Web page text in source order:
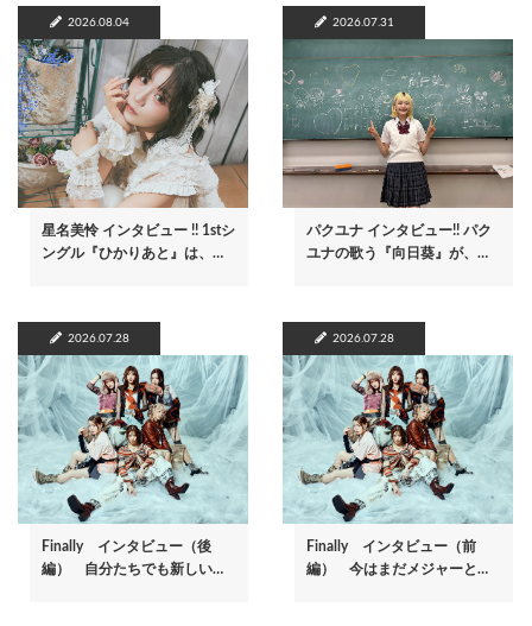
2026.08.04
星名美怜 インタビュー !! 1stシ
ングル『ひかりあと』は、…
2026.07.31
パクユナ インタビュー!! パク
ユナの歌う『向日葵』が、…
2026.07.28
Finally インタビュー（後
編） 自分たちでも新しい…
2026.07.28
Finally インタビュー（前
編） 今はまだメジャーと…